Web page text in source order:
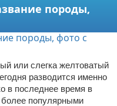
породы,
или слегка желтоватый
разводится именно
в последнее время в
более популярными